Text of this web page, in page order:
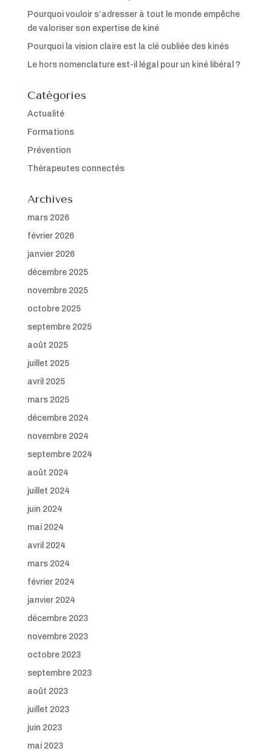
Pourquoi vouloir s’adresser à tout le monde empêche
de valoriser son expertise de kiné
Pourquoi la vision claire est la clé oubliée des kinés
Le hors nomenclature est-il légal pour un kiné libéral ?
Catégories
Actualité
Formations
Prévention
Thérapeutes connectés
Archives
mars 2026
février 2026
janvier 2026
décembre 2025
novembre 2025
octobre 2025
septembre 2025
août 2025
juillet 2025
avril 2025
mars 2025
décembre 2024
novembre 2024
septembre 2024
août 2024
juillet 2024
juin 2024
mai 2024
avril 2024
mars 2024
février 2024
janvier 2024
décembre 2023
novembre 2023
octobre 2023
septembre 2023
août 2023
juillet 2023
juin 2023
mai 2023